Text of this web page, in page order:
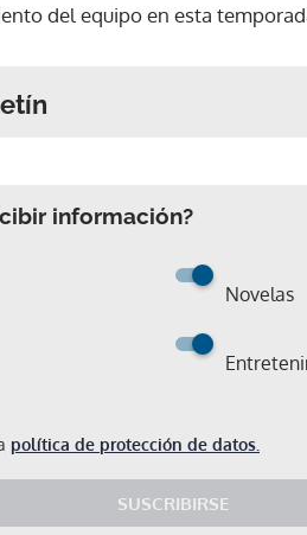
del equipo en esta
información?
Novelas
política de protección de datos.
SUSCRIBIRSE